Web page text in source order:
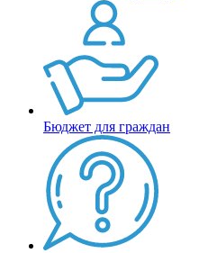
Бюджет для граждан